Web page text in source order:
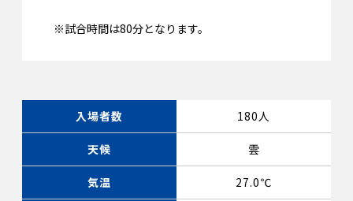
※試合時間は80分となります。
入場者数 180人
天候 雲
気温 27.0℃